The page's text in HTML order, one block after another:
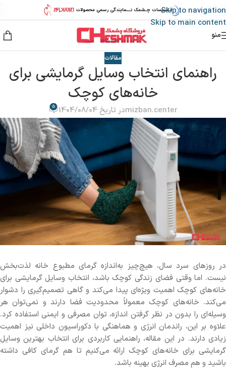
Skip to navigation
Skip to main content
منو
مقالات
راهنمای انتخاب وسایل گرمایشی برای
خانه‌های کوچک
mizban.centerدر تاریخ 1404/08/04 5
در روزهای سرد سال، هیچ‌چیز به‌اندازه گرمای مطبوع خانه لذت‌بخش
نیست. اما وقتی فضای زندگی کوچک باشد، انتخاب وسایل گرمایشی برای
خانه‌های کوچک اهمیت ویژه‌ای پیدا می‌کند و گاهی تصمیم‌گیری را دشوار
می‌کند. خانه‌های کوچک معمولاً محدودیت فضا دارند و نمی‌توان هر
وسیله‌ای را بدون در نظر گرفتن اندازه، توان مصرفی و ایمنی استفاده کرد.
علاوه بر این، راندمان انرژی و هماهنگی با دکوراسیون داخلی نیز اهمیت
زیادی دارند. در این مقاله، راهنمایی کاربردی برای انتخاب بهترین وسایل
گرمایشی برای خانه‌های کوچک ارائه می‌کنیم تا هم گرمای کافی داشته
باشید و هم مصرف انرژی بهینه باشد.